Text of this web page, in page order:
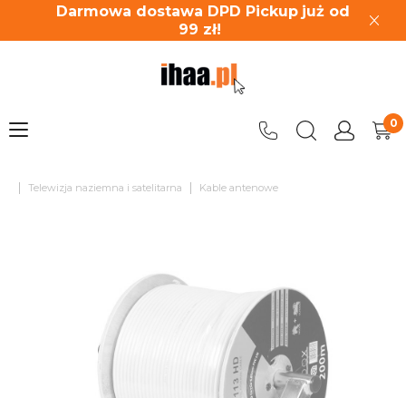
Darmowa dostawa DPD Pickup już od
99 zł!
| Telewizja naziemna i satelitarna | Kable antenowe